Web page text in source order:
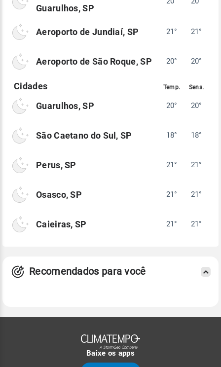
Guarulhos, SP
Aeroporto de Jundiaí, SP 21° 21°
Aeroporto de São Roque, SP 20° 20°
Guarulhos, SP 20° 20°
São Caetano do Sul, SP 18° 18°
Perus, SP 21° 21°
Osasco, SP 21° 21°
Caieiras, SP 21° 21°
Recomendados para você
Baixe os apps